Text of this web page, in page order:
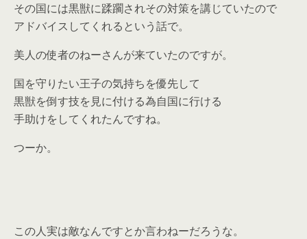
その国には黒獣に蹂躙されその対策を講じていたので
アドバイスしてくれるという話で。
美人の使者のねーさんが来ていたのですが。
国を守りたい王子の気持ちを優先して
黒獣を倒す技を見に付ける為自国に行ける
手助けをしてくれたんですね。
つーか。
この人実は敵なんですとか言わねーだろうな。